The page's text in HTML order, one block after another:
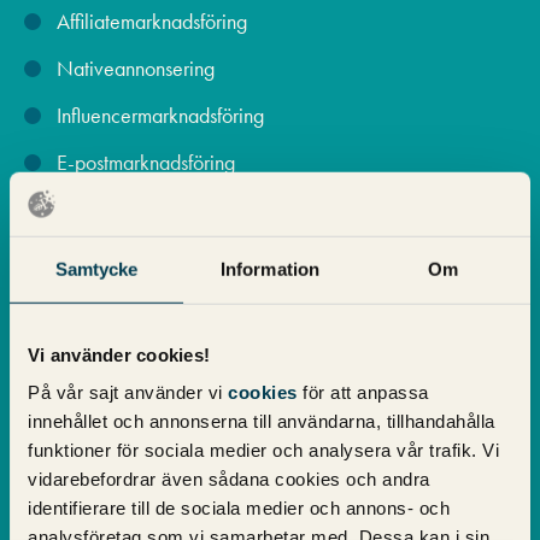
Samtycke Information Om
Vi använder cookies!
På vår sajt använder vi cookies för att anpassa
innehållet och annonserna till användarna, tillhandahålla
funktioner för sociala medier och analysera vår trafik. Vi
vidarebefordrar även sådana cookies och andra
identifierare till de sociala medier och annons- och
Affiliatemarknadsföring
Nativeannonsering
Influencermarknadsföring
E-postmarknadsföring
IP-styrd annonsering
Poddar
Radio
Linjär-TV
Play-TV
Utomusreklam